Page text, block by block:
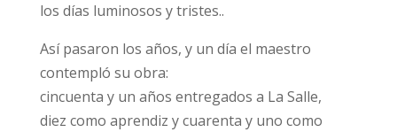
los días luminosos y tristes..
Así pasaron los años, y un día el maestro
contempló su obra:
cincuenta y un años entregados a La Salle,
diez como aprendiz y cuarenta y uno como